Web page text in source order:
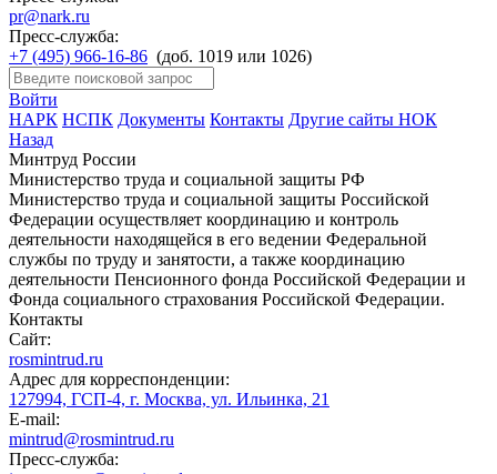
pr@nark.ru
Пресс-служба:
+7 (495) 966-16-86 (доб. 1019 или 1026)
Войти
НАРК НСПК Документы Контакты Другие сайты НОК
Назад
Минтруд России
Министерство труда и социальной защиты РФ
Министерство труда и социальной защиты Российской
Федерации осуществляет координацию и контроль
деятельности находящейся в его ведении Федеральной
службы по труду и занятости, а также координацию
деятельности Пенсионного фонда Российской Федерации и
Фонда социального страхования Российской Федерации.
Контакты
Сайт:
rosmintrud.ru
Адрес для корреспонденции:
127994, ГСП-4, г. Москва, ул. Ильинка, 21
E-mail:
mintrud@rosmintrud.ru
Пресс-служба: